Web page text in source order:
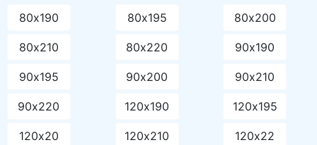
80х190 80х195 80х200
80х210 80х220 90х190
90х195 90х200 90х210
90х220 120х190 120х195
120х20
120х210
120х22